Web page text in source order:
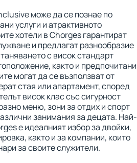
може да се познае по
услуги и атрактивното
хотели в Chorges гарантират
и предлагат разнообразие
с висок стандарт
както и предпочитани
могат да се възползват от
стая или апартамент, според
висок клас със сигурност
меню, зони за отдих и спорт
занимания за децата. Най-
е идеалният избор за двойки,
както и за компании, които
за своите служители.